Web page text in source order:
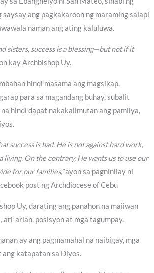
saysay ang pagkakaroon ng maraming salapi
naman ang ating kaluluwa.
sisters, success is a blessing—but not if it
kay Archbishop Uy.
hindi masama ang magsikap,
para sa magandang buhay, subalit
hindi dapat nakakalimutan ang pamilya,
success is bad. He is not against hard work,
living. On the contrary, He wants us to use our
for our families,”ayon sa pagninilay ni
post ng Archdiocese of Cebu
Uy, darating ang panahon na maiiwan
ari-arian, posisyon at mga tagumpay.
ay ang pagmamahal na naibigay, mga
katapatan sa Diyos.